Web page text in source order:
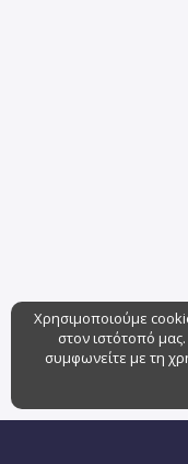
Χρησιμοποιούμε
στον ιστότοπό
συμφωνείτε με τη